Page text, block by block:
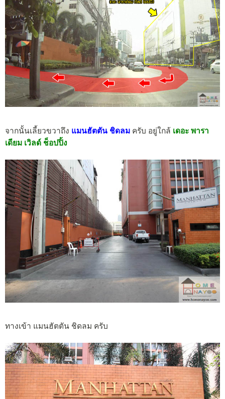
จากนั้นเลี้ยวขวาถึง แมนฮัตตัน ชิดลม ครับ อยู่ใกล้ เดอะ พารา
เดียม เวิลด์ ช็อปปิ้ง
ทางเข้า แมนฮัตตัน ชิดลม ครับ